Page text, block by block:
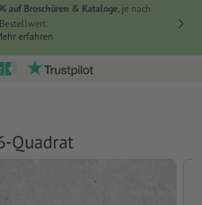
auf Broschüren & Kataloge, je nach
Bestellwert.
erfahren
Quadrat